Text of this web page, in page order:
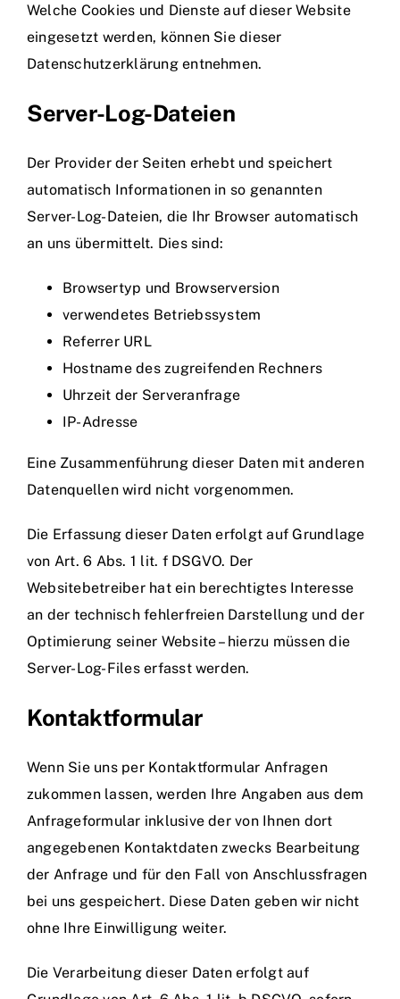
Welche Cookies und Dienste auf dieser Website
eingesetzt werden, können Sie dieser
Datenschutzerklärung entnehmen.
Server-Log-Dateien
Der Provider der Seiten erhebt und speichert
automatisch Informationen in so genannten
Server-Log-Dateien, die Ihr Browser automatisch
an uns übermittelt. Dies sind:
Browsertyp und Browserversion
verwendetes Betriebssystem
Referrer URL
Hostname des zugreifenden Rechners
Uhrzeit der Serveranfrage
IP-Adresse
Eine Zusammenführung dieser Daten mit anderen
Datenquellen wird nicht vorgenommen.
Die Erfassung dieser Daten erfolgt auf Grundlage
von Art. 6 Abs. 1 lit. f DSGVO. Der
Websitebetreiber hat ein berechtigtes Interesse
an der technisch fehlerfreien Darstellung und der
Optimierung seiner Website – hierzu müssen die
Server-Log-Files erfasst werden.
Kontaktformular
Wenn Sie uns per Kontaktformular Anfragen
zukommen lassen, werden Ihre Angaben aus dem
Anfrageformular inklusive der von Ihnen dort
angegebenen Kontaktdaten zwecks Bearbeitung
der Anfrage und für den Fall von Anschlussfragen
bei uns gespeichert. Diese Daten geben wir nicht
ohne Ihre Einwilligung weiter.
Die Verarbeitung dieser Daten erfolgt auf